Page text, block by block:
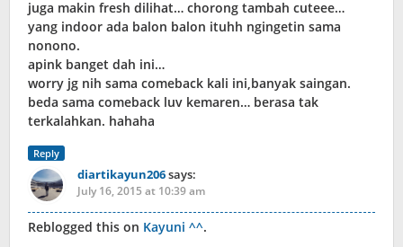
juga makin fresh dilihat… chorong tambah cuteee…
yang indoor ada balon balon ituhh ngingetin sama
nonono.
apink banget dah ini…
worry jg nih sama comeback kali ini,banyak saingan.
beda sama comeback luv kemaren… berasa tak
terkalahkan. hahaha
Reply
diartikayun206says:
July 16, 2015 at 10:39 am
Reblogged this on Kayuni ^^.